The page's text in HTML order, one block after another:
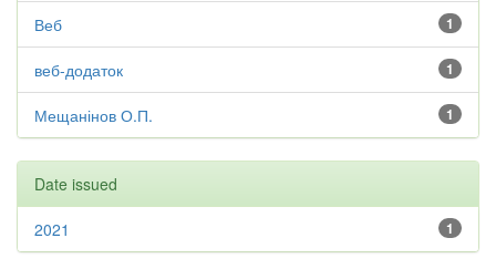
1
Веб
1
веб-додаток
1
Мещанінов О.П.
Date issued
1
2021